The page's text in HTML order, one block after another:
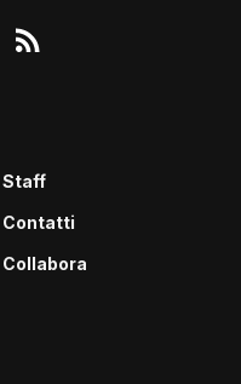
Staff
Contatti
Collabora